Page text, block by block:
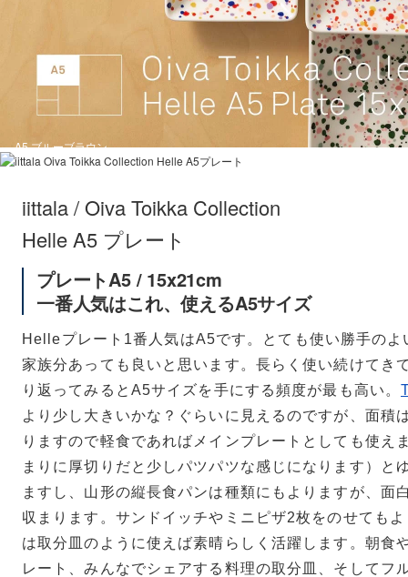
A5 ブルーブラウン
iittala / Oiva Toikka Collection
Helle A5 プレート
プレートA5 / 15x21cm
一番人気はこれ、使えるA5サイズ
Helleプレート1番人気はA5です。とても使い勝手のよ
家族分あっても良いと思います。長らく使い続けてき
り返ってみるとA5サイズを手にする頻度が最も高い。
より少し大きいかな？ぐらいに見えるのですが、面積
りますので軽食であればメインプレートとしても使え
まりに厚切りだと少しパツパツな感じになります）と
ますし、山形の縦長食パンは種類にもよりますが、面
収まります。サンドイッチやミニピザ2枚をのせても
は取分皿のように使えば素晴らしく活躍します。朝食
レート、みんなでシェアする料理の取分皿、そしてフ